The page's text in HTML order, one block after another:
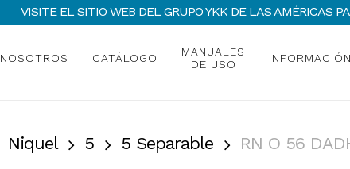
NOSOTROS CATÁLOGO
MANUALES
DE USO
INFORMACIÓN
VISITE EL SITIO WEB DEL GRUPO YKK DE LAS AMÉRICAS
Niquel 5 5 Separable RN O 56